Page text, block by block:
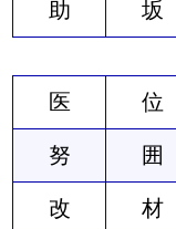
助 坂
医 位
努 囲
改 材